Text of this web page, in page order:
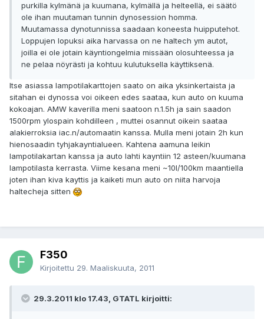
purkilla kylmänä ja kuumana, kylmällä ja helteellä, ei säätö
ole ihan muutaman tunnin dynosession homma.
Muutamassa dynotunnissa saadaan koneesta huipputehot.
Loppujen lopuksi aika harvassa on ne haltech ym autot,
joilla ei ole jotain käyntiongelmia missään olosuhteessa ja
ne pelaa nöyrästi ja kohtuu kulutuksella käyttiksenä.
Itse asiassa lampotilakarttojen saato on aika yksinkertaista ja
sitahan ei dynossa voi oikeen edes saataa, kun auto on kuuma
kokoajan. AMW kaverilla meni saatoon n.1.5h ja sain saadon
1500rpm ylospain kohdilleen , muttei osannut oikein saataa
alakierroksia iac.n/automaatin kanssa. Mulla meni jotain 2h kun
hienosaadin tyhjakayntialueen. Kahtena aamuna leikin
lampotilakartan kanssa ja auto lahti kayntiin 12 asteen/kuumana
lampotilasta kerrasta. Viime kesana meni ~10l/100km maantiella
joten ihan kiva kayttis ja kaiketi mun auto on niita harvoja
haltecheja sitten
F350
Kirjoitettu 29. Maaliskuuta, 2011
29.3.2011 klo 17.43, GTATL kirjoitti: